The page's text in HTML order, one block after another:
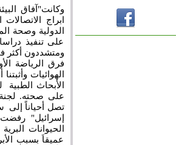
ابراج
الدولية وصحة
على تنفيذ
ومتشددون أكثر
فرق الرياضة
الهوائيات
الأبحاث
على صحته. لجنة
تصل أحياناً إلى
إسرائيل"
الحيوانات
عميقاَ بسبب